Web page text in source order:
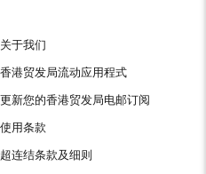
关于我们
香港贸发局流动应用程式
更新您的香港贸发局电邮订阅
使用条款
超连结条款及细则